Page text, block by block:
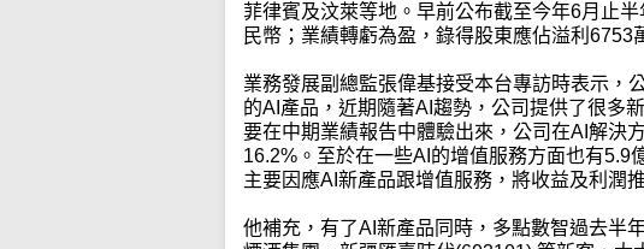
菲律賓及汶萊等地。早前公布截至今年6月止
民幣；業績轉虧為盈，錄得股東應佔溢利6753
業務發展副總監張偉基接受本台專訪時表示，
的AI產品，近期隨著AI趨勢，公司提供了很多
要在中期業績報告中體驗出來，公司在AI解決
16.2%。至於在一些AI的增值服務方面也有5.9
主要因應AI新產品跟增值服務，將收益及利潤
他補充，有了AI新產品同時，多點數智過去半